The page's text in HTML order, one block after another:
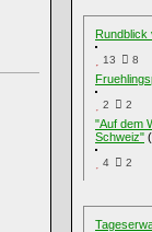
Rundblick
13 8
2 2
"Auf dem
Schweiz"
4 2